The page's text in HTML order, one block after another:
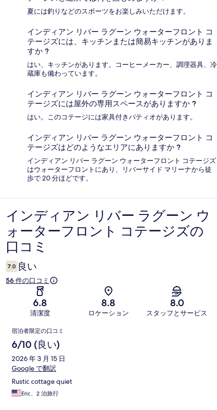
夏には釣りなどのスポーツをお楽しみいただけます。
インディアン リバー ラグーン ウォーターフロント コ
テージズには、キッチンまたは簡易キッチンがありま
すか ?
はい、キッチンがあります。コーヒーメーカー、調理器具、冷
蔵庫も備わっています。
インディアン リバー ラグーン ウォーターフロント コ
テージズには屋外の専用スペースがありますか ?
はい。このコテージには家具付きパティオがあります。
インディアン リバー ラグーン ウォーターフロント コ
テージズはどのようなエリアにありますか ?
インディアン リバー ラグーン ウォーターフロント コテージズ
はウォーターフロントにあり、リバーサイド マリーナから徒
歩で 20 分ほどです。
口
コ
ミ
インディアン リバー ラグーン ウ
ォーターフロント コテージズの
口コミ
7.0 良い
56 件の口コミ
6.8
清潔度
8.8
ロケーション
8.0
スタッフとサービス
口
コ
ミ
宿泊者限定の口コミ
6/10 (良い)
2026 年 3 月 15 日
Google で翻訳
Rustic cottage quiet
Eric、2 泊旅行